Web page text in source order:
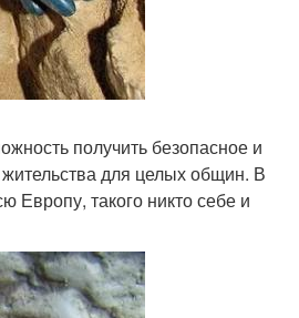
получить безопасное и
для целых общин. В
Европу, такого никто себе и